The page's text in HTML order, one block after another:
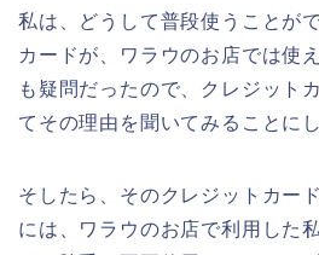
私は、どうして普段使うことが
カードが、ワラウのお店では使
も疑問だったので、クレジット
てその理由を聞いてみることに
そしたら、そのクレジットカー
には、ワラウのお店で利用した